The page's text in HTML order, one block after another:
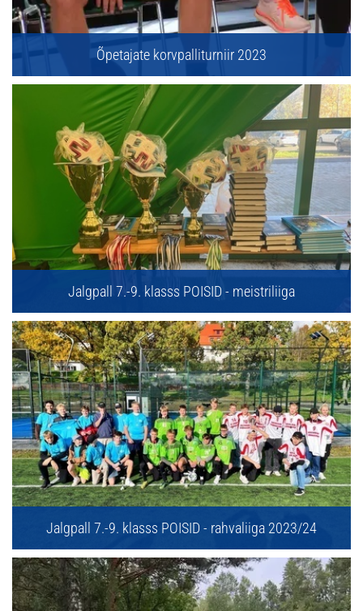
Õpetajate korvpalliturniir 2023
Jalgpall 7.-9. klasss POISID - meistriliiga
Jalgpall 7.-9. klasss POISID - rahvaliiga 2023/24